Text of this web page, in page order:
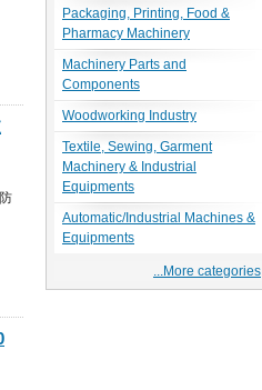
Packaging, Printing, Food &
Pharmacy Machinery
Machinery Parts and
Components
Woodworking Industry
Textile, Sewing, Garment
Machinery & Industrial
Equipments
Automatic/Industrial Machines &
Equipments
...More categories